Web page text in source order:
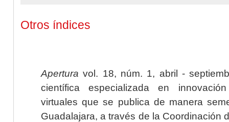
Otros índices
Apertura vol. 18, núm. 1, abril -
científica especializada en
virtuales que se publica de manera
Guadalajara, a través de la Coordinación